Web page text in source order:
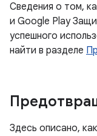
Сведения о том,
и Google Play
успешного
найти в разделе
Здесь описано, как